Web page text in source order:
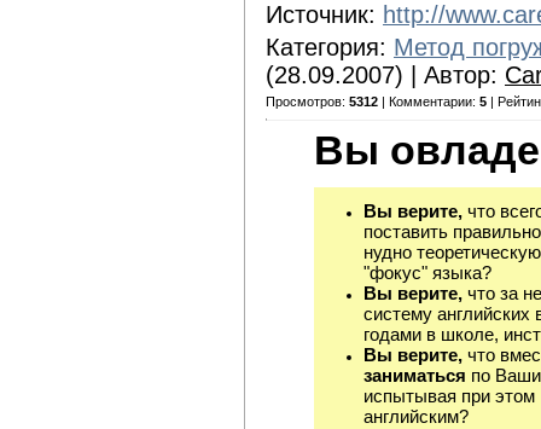
Источник: http://
Категория: Метод
(28.09.2007) | Автор:
Просмотров: 5312 | Комментарии: 5 |
Вы
Вы верите, что
поставить
нудно
"фокус" языка?
Вы верите, что за
систему
годами в школе,
Вы верите, что
заниматься по
испытывая при этом
английским?